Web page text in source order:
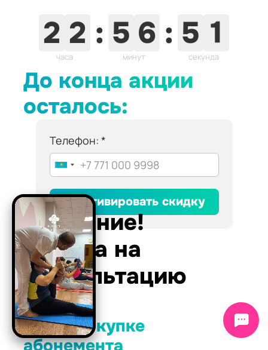
2 2 :
часа
5 6 :
минут 5 0
секунд
До конца акции
осталось:
Телефон:
Активировать скидку
Внимание!
Скидка на
консультацию
-50%
А при покупке